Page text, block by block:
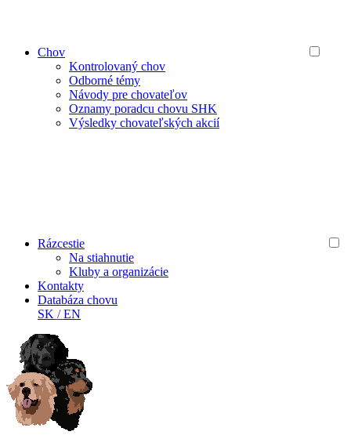
Chov
Kontrolovaný chov
Odborné témy
Návody pre chovateľov
Oznamy poradcu chovu SHK
Výsledky chovateľských akcií
Rázcestie
Na stiahnutie
Kluby a organizácie
Kontakty
Databáza chovu
SK /EN